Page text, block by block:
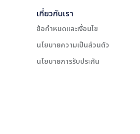
เกี่ยวกับเรา
ข้อกำหนดและเงื่อนไข
นโยบายความเป็นส่วนตัว
นโยบายการรับประกัน